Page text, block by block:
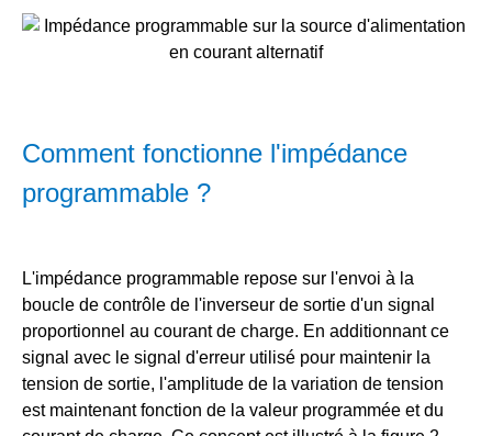
Comment fonctionne l'impédance
programmable ?
L'impédance programmable repose sur l'envoi à la
boucle de contrôle de l'inverseur de sortie d'un signal
proportionnel au courant de charge. En additionnant ce
signal avec le signal d'erreur utilisé pour maintenir la
tension de sortie, l'amplitude de la variation de tension
est maintenant fonction de la valeur programmée et du